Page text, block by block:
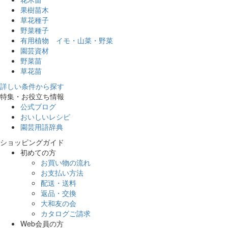
果樹苗木
草花種子
野菜種子
有用植物 イモ・山菜・野菜
園芸資材
野菜苗
草花苗
詳しい条件から探す
特集・お役立ち情報
公式ブログ
おいしいレシピ
園芸用語辞典
ショッピングガイド
初めての方
お買い物の流れ
お支払い方法
配送・送料
返品・交換
大和友の会
カタログご請求
Web会員の方